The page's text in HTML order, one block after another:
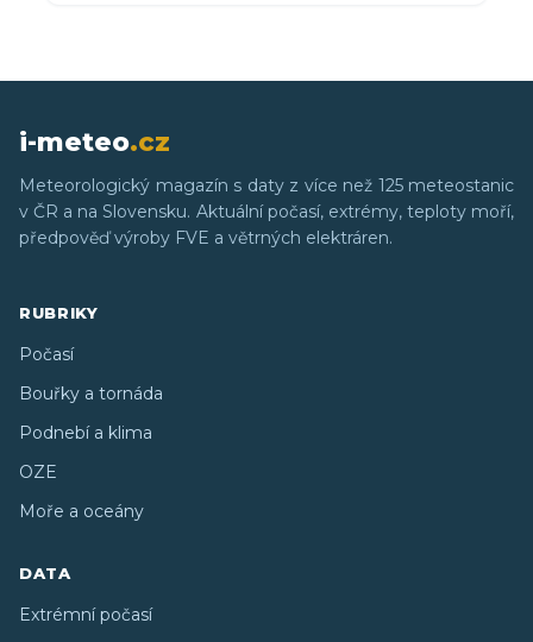
i-meteo.cz
Meteorologický magazín s daty z více než 125 meteostanic
v ČR a na Slovensku. Aktuální počasí, extrémy, teploty moří,
předpověď výroby FVE a větrných elektráren.
RUBRIKY
Počasí
Bouřky a tornáda
Podnebí a klima
OZE
Moře a oceány
DATA
Extrémní počasí